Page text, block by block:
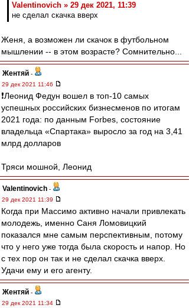
Valentinovich » 29 дек 2021, 11:39
не сделал скачка вверх
Женя, а возможен ли скачок в футбольном
мышлении -- в этом возрасте? Сомнительно...
Жентяй -
29 дек 2021 11:46
❗️Леонид Федун вошел в топ-10 самых
успешных российских бизнесменов по итогам
2021 года: по данным Forbes, состояние
владельца «Спартака» выросло за год на 3,41
млрд долларов
Тряси мошной, Леонид
Valentinovich -
29 дек 2021 11:39
Когда при Массимо активно начали привлекать
молодежь, именно Саня Ломовицкий
показался мне самым перспективным, потому
что у него уже тогда была скорость и напор. Но
с тех пор он так и не сделал скачка вверх.
Удачи ему и его агенту.
Жентяй -
29 дек 2021 11:34